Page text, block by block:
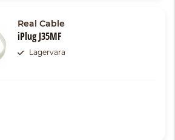
Real Cable
iPlug J35MF
Lagervara